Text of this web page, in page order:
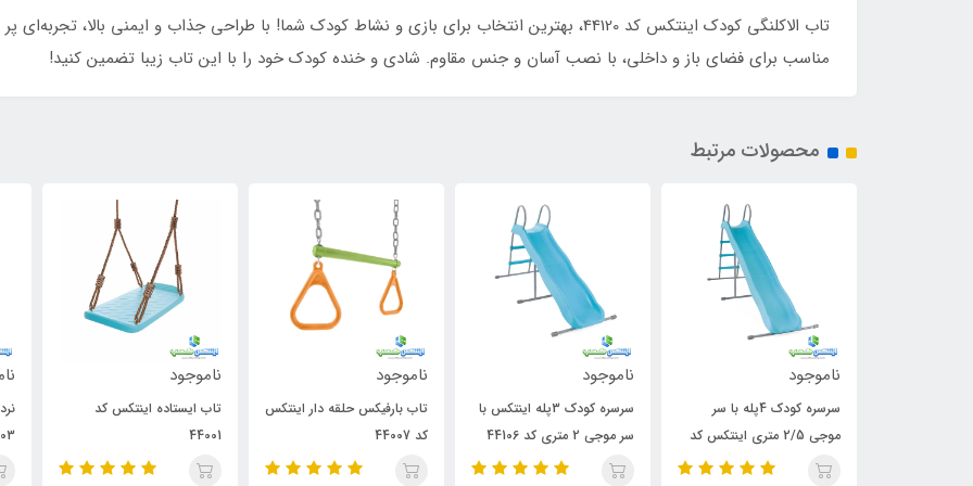
تاب الاکلنگی کودک اینتکس کد 44120، بهترین انتخاب برای بازی و نشاط کودک شما! با طراحی جذاب و ایمنی
مناسب برای فضای باز و داخلی، با نصب آسان و جنس مقاوم. شادی و خنده کودک خود را با این تاب زیبا تضمین کنید!
محصولات مرتبط
ناموجود
سر موجی 2 متری کد 44106
ناموجود
تاب بارفیکس حلقه دار اینتکس
کد 44007
ناموجود
تاب ایستاده اینتکس کد
44001
ناموجود
نردبان طنابی اینتکس کد